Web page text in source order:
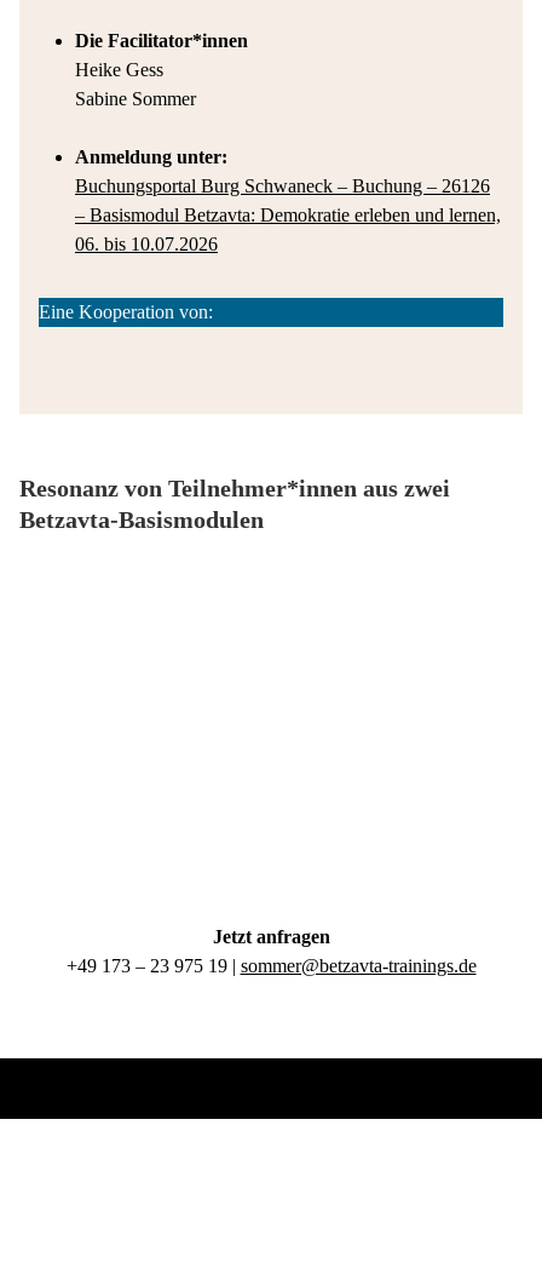
Die Facilitator*innen
Heike Gess
Sabine Sommer
Anmeldung unter:
Buchungsportal Burg Schwaneck – Buchung – 26126
– Basismodul Betzavta: Demokratie erleben und lernen,
06. bis 10.07.2026
Eine Kooperation von:
Resonanz von Teilnehmer*innen aus zwei
Betzavta-Basismodulen
Jetzt anfragen
+49 173 – 23 975 19 | sommer@betzavta-trainings.de